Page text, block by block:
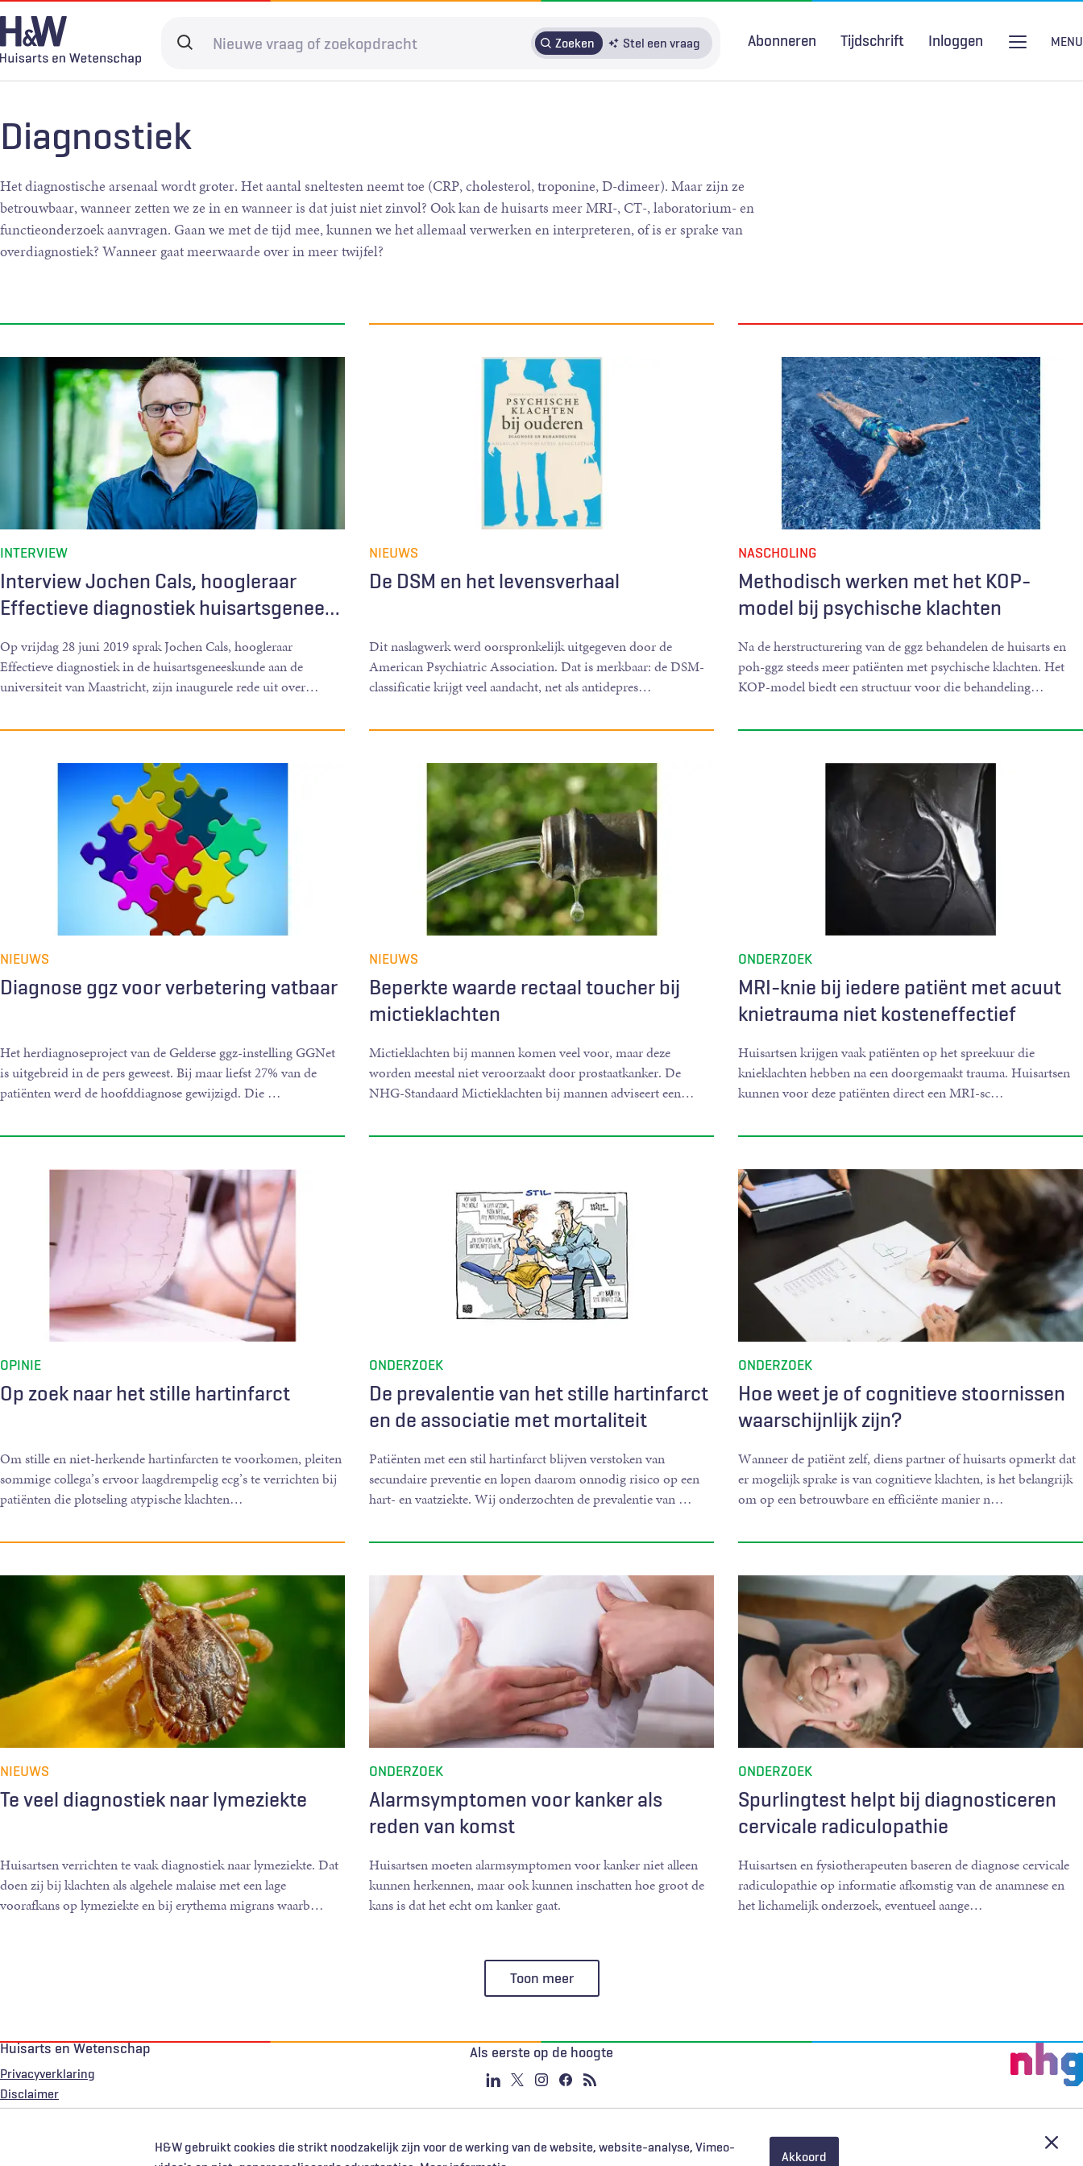
Overslaan
en
naar
gaan
H&W gebruikt cookies die strikt noodzakelijk zijn voor de werking van de website, website-analyse, Vimeo-
Akkoord
Search
Zoeken Stel een vraag Abonneren Tijdschrift Inloggen MENU
Spoedzorg
Digitale zorg Levenseinde
Door in te loggen op HAweb krijgt u toegang tot de artikelen
op HenW.org.
Abonneren
Diagnostiek
Het diagnostische arsenaal wordt groter. Het aantal sneltesten neemt toe (CRP, cholesterol, troponine, D-dimeer). Maar zijn ze
betrouwbaar, wanneer zetten we ze in en wanneer is dat juist niet zinvol? Ook kan de huisarts meer MRI-, CT-, laboratorium- en
functieonderzoek aanvragen. Gaan we met de tijd mee, kunnen we het allemaal verwerken en interpreteren, of is er sprake van
overdiagnostiek? Wanneer gaat meerwaarde over in meer twijfel?
Interview Jochen Cals, hoogleraar
Effectieve diagnostiek huisartsgenee…
INTERVIEW
Op vrijdag 28 juni 2019 sprak Jochen Cals, hoogleraar
Effectieve diagnostiek in de huisartsgeneeskunde aan de
universiteit van Maastricht, zijn inaugurele rede uit over…
De DSM en het levensverhaal
NIEUWS
Dit naslagwerk werd oorspronkelijk uitgegeven door de
American Psychiatric Association. Dat is merkbaar: de DSM-
classificatie krijgt veel aandacht, net als antidepres…
Methodisch werken met het KOP-
model bij psychische klachten
NASCHOLING
Na de herstructurering van de ggz behandelen de huisarts en
poh-ggz steeds meer patiënten met psychische klachten. Het
KOP-model biedt een structuur voor die behandeling…
Diagnose ggz voor verbetering vatbaar
NIEUWS
Het herdiagnoseproject van de Gelderse ggz-instelling GGNet
is uitgebreid in de pers geweest. Bij maar liefst 27% van de
patiënten werd de hoofddiagnose gewijzigd. Die …
Beperkte waarde rectaal toucher bij
mictieklachten
NIEUWS
Mictieklachten bij mannen komen veel voor, maar deze
worden meestal niet veroorzaakt door prostaatkanker. De
NHG-Standaard Mictieklachten bij mannen adviseert een…
MRI-knie bij iedere patiënt met acuut
knietrauma niet kosteneffectief
ONDERZOEK
Huisartsen krijgen vaak patiënten op het spreekuur die
knieklachten hebben na een doorgemaakt trauma. Huisartsen
kunnen voor deze patiënten direct een MRI-sc…
Op zoek naar het stille hartinfarct
OPINIE
Om stille en niet-herkende hartinfarcten te voorkomen, pleiten
sommige collega’s ervoor laagdrempelig ecg’s te verrichten bij
patiënten die plotseling atypische klachten…
De prevalentie van het stille hartinfarct
en de associatie met mortaliteit
ONDERZOEK
Patiënten met een stil hartinfarct blijven verstoken van
secundaire preventie en lopen daarom onnodig risico op een
hart- en vaatziekte. Wij onderzochten de prevalentie van …
Hoe weet je of cognitieve stoornissen
waarschijnlijk zijn?
ONDERZOEK
Wanneer de patiënt zelf, diens partner of huisarts opmerkt dat
er mogelijk sprake is van cognitieve klachten, is het belangrijk
om op een betrouwbare en efficiënte manier n…
Te veel diagnostiek naar lymeziekte
NIEUWS
Huisartsen verrichten te vaak diagnostiek naar lymeziekte. Dat
doen zij bij klachten als algehele malaise met een lage
voorafkans op lymeziekte en bij erythema migrans waarb…
Alarmsymptomen voor kanker als
reden van komst
ONDERZOEK
Huisartsen moeten alarmsymptomen voor kanker niet alleen
kunnen herkennen, maar ook kunnen inschatten hoe groot de
kans is dat het echt om kanker gaat.
Spurlingtest helpt bij diagnosticeren
cervicale radiculopathie
ONDERZOEK
Huisartsen en fysiotherapeuten baseren de diagnose cervicale
radiculopathie op informatie afkomstig van de anamnese en
het lichamelijk onderzoek, eventueel aange…
Toon meer
Huisarts en Wetenschap
Privacyverklaring
Voet
Disclaimer
Als eerste op de hoogte